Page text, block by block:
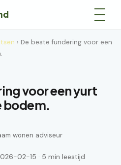
› De beste fundering voor een
voor een yurt
bodem.
wonen adviseur
02-15 · 5 min leestijd